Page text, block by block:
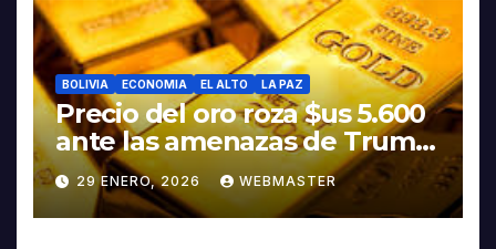
BOLIVIA ECONOMIA EL ALTO LA PAZ
Precio del oro roza $us 5.600
ante las amenazas de Trump
contra Irán
29 ENERO, 2026 WEBMASTER